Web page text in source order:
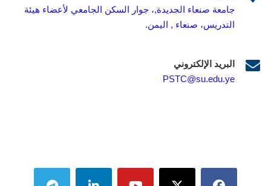
جامعة صنعاء الجديدة,، جوار السكن الجامعي لأعضاء هيئة
التدريس، صنعاء , اليمن.
البريد الإلكتروني
PSTC@su.edu.ye